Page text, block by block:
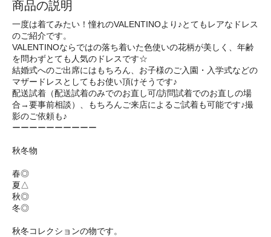
商品の説明
一度は着てみたい！憧れのVALENTINOより♪とてもレアなドレス
のご紹介です。
VALENTINOならではの落ち着いた色使いの花柄が美しく、年齢
を問わずとても人気のドレスです☆
結婚式へのご出席にはもちろん、お子様のご入園・入学式などの
マザードレスとしてもお使い頂けそうです♪
配送試着（配送試着のみでのお直し可/訪問試着でのお直しの場
合→要事前相談）、もちろんご来店によるご試着も可能です♪撮
影のご依頼も♪
ーーーーーーーーーー
秋冬物
春◎
夏△
秋◎
冬◎
秋冬コレクションの物です。